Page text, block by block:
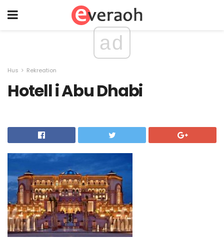
ad
Hus Rekreation
Hotell i Abu Dhabi